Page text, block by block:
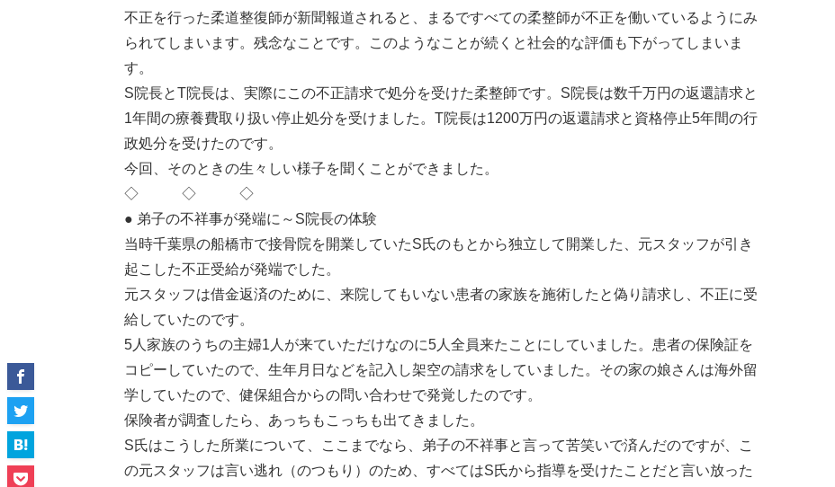
不正を行った柔道整復師が新聞報道されると、まるですべての柔整師が不正を働いているようにみ
られてしまいます。残念なことです。このようなことが続くと社会的な評価も下がってしまいま
す。
S院長とT院長は、実際にこの不正請求で処分を受けた柔整師です。S院長は数千万円の返還請求と
1年間の療養費取り扱い停止処分を受けました。T院長は1200万円の返還請求と資格停止5年間の行
政処分を受けたのです。
今回、そのときの生々しい様子を聞くことができました。
◇ ◇ ◇
● 弟子の不祥事が発端に～S院長の体験
当時千葉県の船橋市で接骨院を開業していたS氏のもとから独立して開業した、元スタッフが引き
起こした不正受給が発端でした。
元スタッフは借金返済のために、来院してもいない患者の家族を施術したと偽り請求し、不正に受
給していたのです。
5人家族のうちの主婦1人が来ていただけなのに5人全員来たことにしていました。患者の保険証を
コピーしていたので、生年月日などを記入し架空の請求をしていました。その家の娘さんは海外留
学していたので、健保組合からの問い合わせで発覚したのです。
保険者が調査したら、あっちもこっちも出てきました。
S氏はこうした所業について、ここまでなら、弟子の不祥事と言って苦笑いで済んだのですが、こ
の元スタッフは言い逃れ（のつもり）のため、すべてはS氏から指導を受けたことだと言い放った